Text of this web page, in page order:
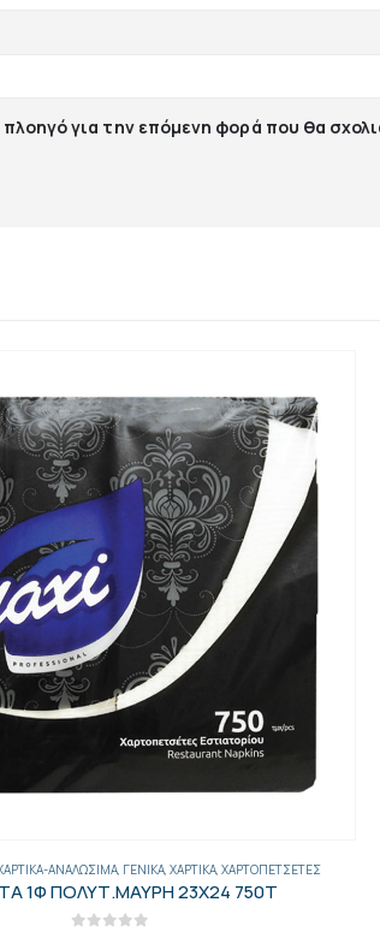
για την επόμενη φορά που θα
ΑΝΑΛΏΣΙΜΑ, ΓΕΝΙΚΑ, ΧΑΡΤΙΚΆ, ΧΑΡΤΟΠΕΤΣΈΤΕΣ
1Φ ΠΟΛΥΤ.ΜΑΥΡΗ 23Χ24 750Τ